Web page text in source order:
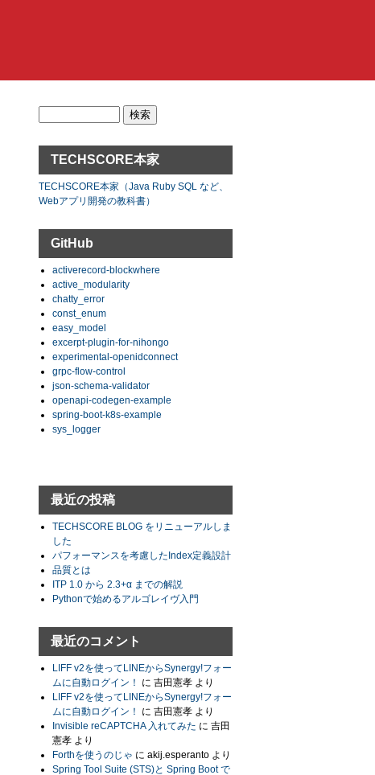
TECHSCORE本家
TECHSCORE本家（Java Ruby SQL など、
Webアプリ開発の教科書）
GitHub
activerecord-blockwhere
active_modularity
chatty_error
const_enum
easy_model
excerpt-plugin-for-nihongo
experimental-openidconnect
grpc-flow-control
json-schema-validator
openapi-codegen-example
spring-boot-k8s-example
sys_logger
最近の投稿
TECHSCORE BLOG をリニューアルしま
した
パフォーマンスを考慮したIndex定義設計
品質とは
ITP 1.0 から 2.3+α までの解説
Pythonで始めるアルゴレイヴ入門
最近のコメント
LIFF v2を使ってLINEからSynergy!フォー
ムに自動ログイン！
に吉田憲孝 より
LIFF v2を使ってLINEからSynergy!フォー
ムに自動ログイン！
に吉田憲孝 より
Invisible reCAPTCHA 入れてみた に吉田
憲孝 より
Forthを使うのじゃ にakij.esperanto より
Spring Tool Suite (STS)と Spring Boot で